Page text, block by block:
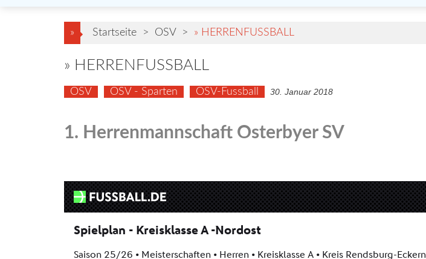
» Startseite > OSV > » HERRENFUSSBALL
» HERRENFUSSBALL
OSV OSV - Sparten OSV-Fussball 30. Januar 2018
1. Herrenmannschaft Osterbyer SV